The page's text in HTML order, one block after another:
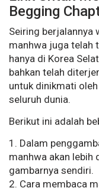
Begging
Seiring berjalannya
manhwa juga telah
hanya di Korea
bahkan telah
untuk dinikmati
seluruh dunia.
Berikut ini adalah
1. Dalam
manhwa akan lebih
gambarnya sendiri.
2. Cara membaca